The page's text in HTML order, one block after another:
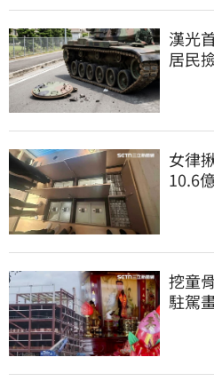
漢光
居民
女律
10.6
挖童
駐駕